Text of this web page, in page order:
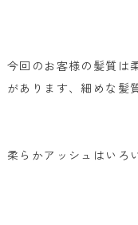
今回のお客様の髪質は
があります、細めな髪
柔らかアッシュはいろ